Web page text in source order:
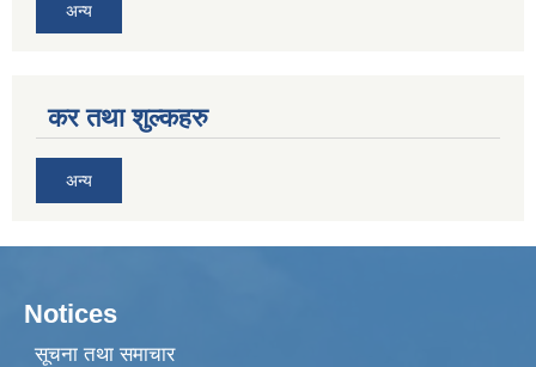
अन्य
कर तथा शुल्कहरु
अन्य
Notices
सूचना तथा समाचार